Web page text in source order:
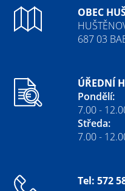
OBEC
687 03
ÚŘEDNÍ
Pondělí:
7.00 -
Středa:
7.00 -
Tel: 572